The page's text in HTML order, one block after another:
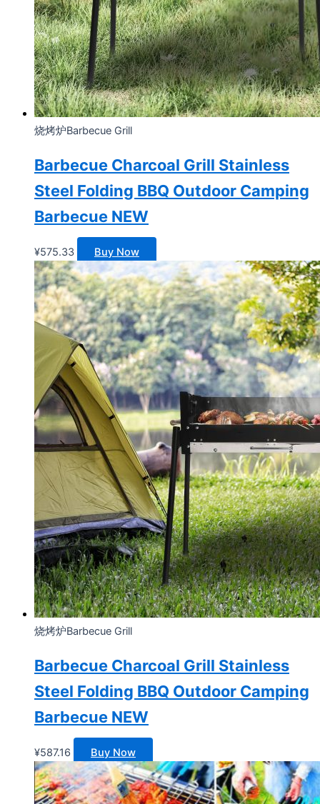
烧烤炉Barbecue Grill
Barbecue Charcoal Grill Stainless
Steel Folding BBQ Outdoor Camping
Barbecue NEW
¥575.33 Buy Now
烧烤炉Barbecue Grill
Barbecue Charcoal Grill Stainless
Steel Folding BBQ Outdoor Camping
Barbecue NEW
¥587.16 Buy Now